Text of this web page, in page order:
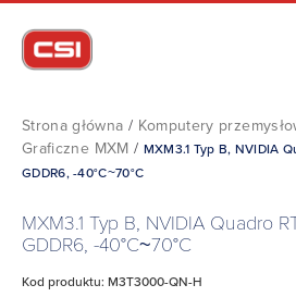
Strona główna / Komputery
Graficzne MXM / MXM3.1 Typ B, NVIDIA
GDDR6, -40°C~70°C
MXM3.1 Typ B, NVIDIA Quadro
GDDR6, -40°C~70°C
Kod produktu: M3T3000-QN-H